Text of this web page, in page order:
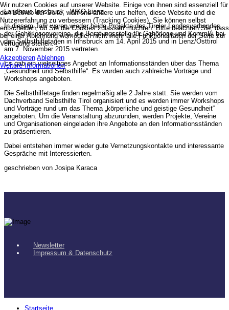
Wir nutzen Cookies auf unserer Website. Einige von ihnen sind essenziell für
den Betrieb der Seite, während andere uns helfen, diese Website und die
Nutzererfahrung zu verbessern (Tracking Cookies). Sie können selbst
entscheiden, ob Sie die Cookies zulassen möchten. Bitte beachten Sie, dass
bei einer Ablehnung womöglich nicht mehr alle Funktionalitäten der Seite zur
Verfügung stehen.
Akzeptieren Ablehnen
Weitere Informationen
Landhaus Innsbruck - WKO Lienz
In diesem Jahr waren wieder beide Projekte des Tiroler Landesverbandes
der Gehörlosenvereine, die Beratungsstelle für Gehörlose und KommBi bei
den Selbsthilfetagen in Innsbruck am 14. April 2015 und in Lienz/Osttirol
am 7. November 2015 vertreten.
Es gab ein vielseitiges Angebot an Informationsständen über das Thema
„Gesundheit und Selbsthilfe“. Es wurden auch zahlreiche Vorträge und
Workshops angeboten.
Die Selbsthilfetage finden regelmäßig alle 2 Jahre statt. Sie werden vom
Dachverband Selbsthilfe Tirol organisiert und es werden immer Workshops
und Vorträge rund um das Thema „körperliche und geistige Gesundheit“
angeboten. Um die Veranstaltung abzurunden, werden Projekte, Vereine
und Organisationen eingeladen ihre Angebote an den Informationsständen
zu präsentieren.
Dabei entstehen immer wieder gute Vernetzungskontakte und interessante
Gespräche mit Interessierten.
geschrieben von Josipa Karaca
Newsletter
Impressum & Datenschutz
Startseite